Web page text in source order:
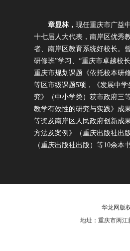
章显林， 现任重庆市广益
十七届人大代表，南岸区优秀
者、南岸区教育系统好校长。
研修班”学习、“重庆市卓越校
重庆市规划课题《依托校本研
等区市级课题5项，《发展中
究》（中小学类）获市政府三
教学有效性的研究与实践》成
等奖及南岸区人民政府创新成
方法及案例》（重庆出版社出
（重庆出版社出版）等10余本
华龙网版
地址：重庆市两